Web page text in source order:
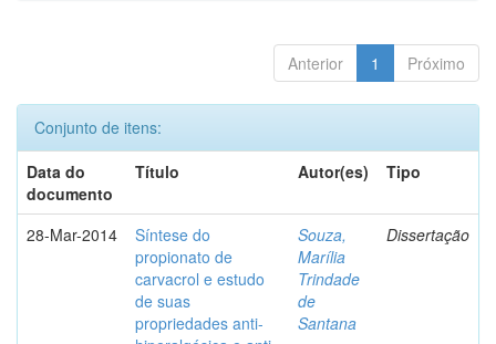
Anterior 1 Próximo
Conjunto de itens:
Data do
documento
Título Autor(es) Tipo
28-Mar-2014
Síntese do
propionato de
carvacrol e estudo
de suas
propriedades anti-
Souza,
Marília
Trindade
de
Santana
Dissertação